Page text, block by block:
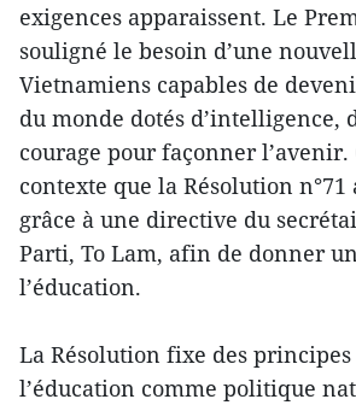
exigences apparaissent. Le
souligné le besoin d’une
Vietnamiens capables de
du monde dotés d’intelligence,
courage pour façonner l’avenir.
contexte que la Résolution n°71
grâce à une directive du
Parti, To Lam, afin de donner
l’éducation.
La Résolution fixe des
l’éducation comme politique